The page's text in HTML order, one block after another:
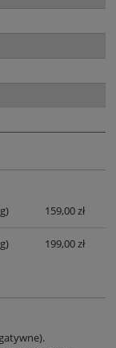
159,00 zł
199,00 zł